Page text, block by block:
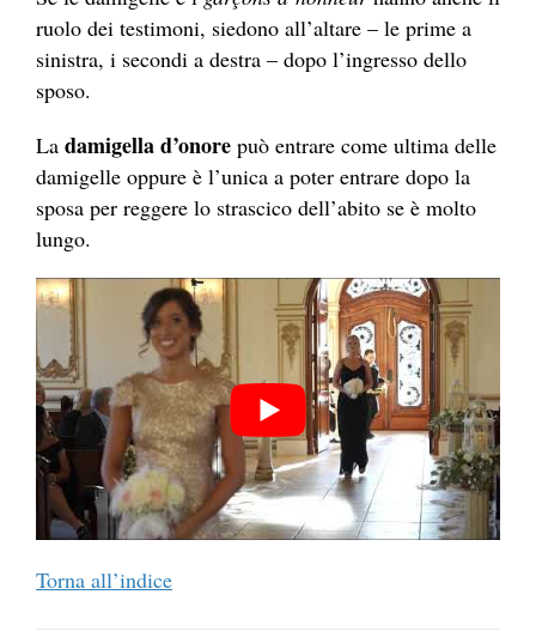
ruolo dei testimoni, siedono all’altare – le prime a
sinistra, i secondi a destra – dopo l’ingresso dello
sposo.
La damigella d’onore può entrare come ultima delle
damigelle oppure è l’unica a poter entrare dopo la
sposa per reggere lo strascico dell’abito se è molto
lungo.
Torna all’indice